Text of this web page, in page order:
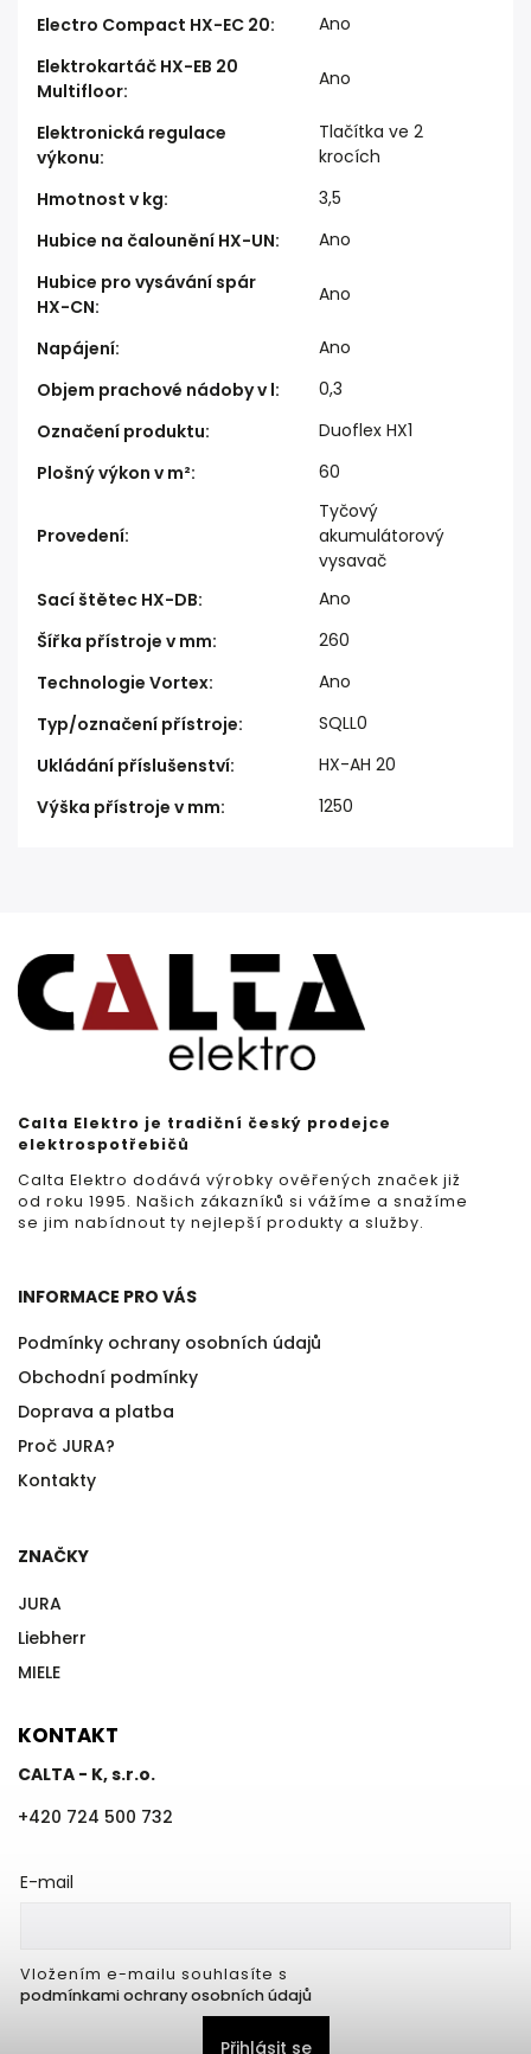
Electro Compact HX-EC 20:
Ano
Elektrokartáč HX-EB 20
Multifloor:
Ano
Elektronická regulace
výkonu:
Tlačítka ve 2
krocích
Hmotnost v kg:
3,5
Hubice na čalounění HX-UN:
Ano
Hubice pro vysávání spár
HX-CN:
Ano
Napájení:
Ano
Objem prachové nádoby v l:
0,3
Označení produktu:
Duoflex HX1
Plošný výkon v m²: 60
Provedení:
Tyčový
akumulátorový
vysavač
Sací štětec HX-DB:
Ano
Šířka přístroje v mm:
260
Technologie Vortex:
Ano
Typ/označení přístroje:
SQLL0
Ukládání příslušenství:
HX-AH 20
Výška přístroje v mm: 1250
Calta Elektro je tradiční český prodejce
elektrospotřebičů
Calta Elektro dodává výrobky ověřených značek již
od roku 1995. Našich zákazníků si vážíme a snažíme
se jim nabídnout ty nejlepší produkty a služby.
INFORMACE PRO VÁS
Podmínky ochrany osobních údajů
Obchodní podmínky
Doprava a platba
Proč JURA?
Kontakty
ZNAČKY
JURA
Liebherr
MIELE
KONTAKT
CALTA - K, s.r.o.
+420 724 500 732
E-mail
Vložením e-mailu souhlasíte s
podmínkami ochrany osobních údajů
Přihlásit se